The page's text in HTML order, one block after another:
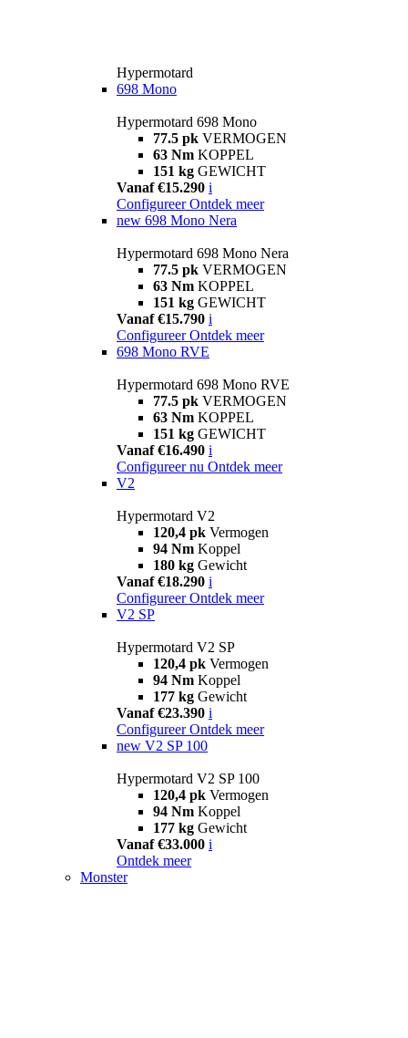
Hypermotard
698 Mono
Hypermotard 698 Mono
77.5 pk VERMOGEN
63 Nm KOPPEL
151 kg GEWICHT
Vanaf €15.290 i
Configureer Ontdek meer
new 698 Mono Nera
Hypermotard 698 Mono Nera
77.5 pk VERMOGEN
63 Nm KOPPEL
151 kg GEWICHT
Vanaf €15.790 i
Configureer Ontdek meer
698 Mono RVE
Hypermotard 698 Mono RVE
77.5 pk VERMOGEN
63 Nm KOPPEL
151 kg GEWICHT
Vanaf €16.490 i
Configureer nu Ontdek meer
V2
Hypermotard V2
120,4 pk Vermogen
94 Nm Koppel
180 kg Gewicht
Vanaf €18.290 i
Configureer Ontdek meer
V2 SP
Hypermotard V2 SP
120,4 pk Vermogen
94 Nm Koppel
177 kg Gewicht
Vanaf €23.390 i
Configureer Ontdek meer
new V2 SP 100
Hypermotard V2 SP 100
120,4 pk Vermogen
94 Nm Koppel
177 kg Gewicht
Vanaf €33.000 i
Ontdek meer
Monster